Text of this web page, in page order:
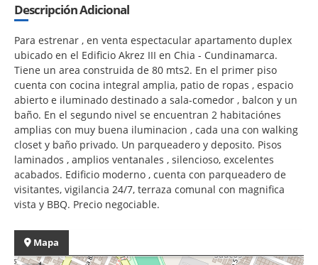
Descripción Adicional
Para estrenar , en venta espectacular apartamento duplex
ubicado en el Edificio Akrez III en Chia - Cundinamarca.
Tiene un area construida de 80 mts2. En el primer piso
cuenta con cocina integral amplia, patio de ropas , espacio
abierto e iluminado destinado a sala-comedor , balcon y un
baño. En el segundo nivel se encuentran 2 habitaciónes
amplias con muy buena iluminacion , cada una con walking
closet y baño privado. Un parqueadero y deposito. Pisos
laminados , amplios ventanales , silencioso, excelentes
acabados. Edificio moderno , cuenta con parqueadero de
visitantes, vigilancia 24/7, terraza comunal con magnifica
vista y BBQ. Precio negociable.
Mapa